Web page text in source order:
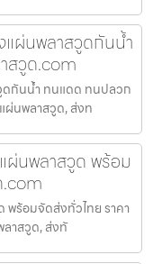
แผ่นพลาสวูดกันน้ำ
สวูด.com
ดกันน้ำ ทนแดด ทนปลวก
ผ่นพลาสวูด, ส่งท
ผ่นพลาสวูด พร้อม
พร้อมจัดส่งทั่วไทย ราคา
าสวูด, ส่งทั